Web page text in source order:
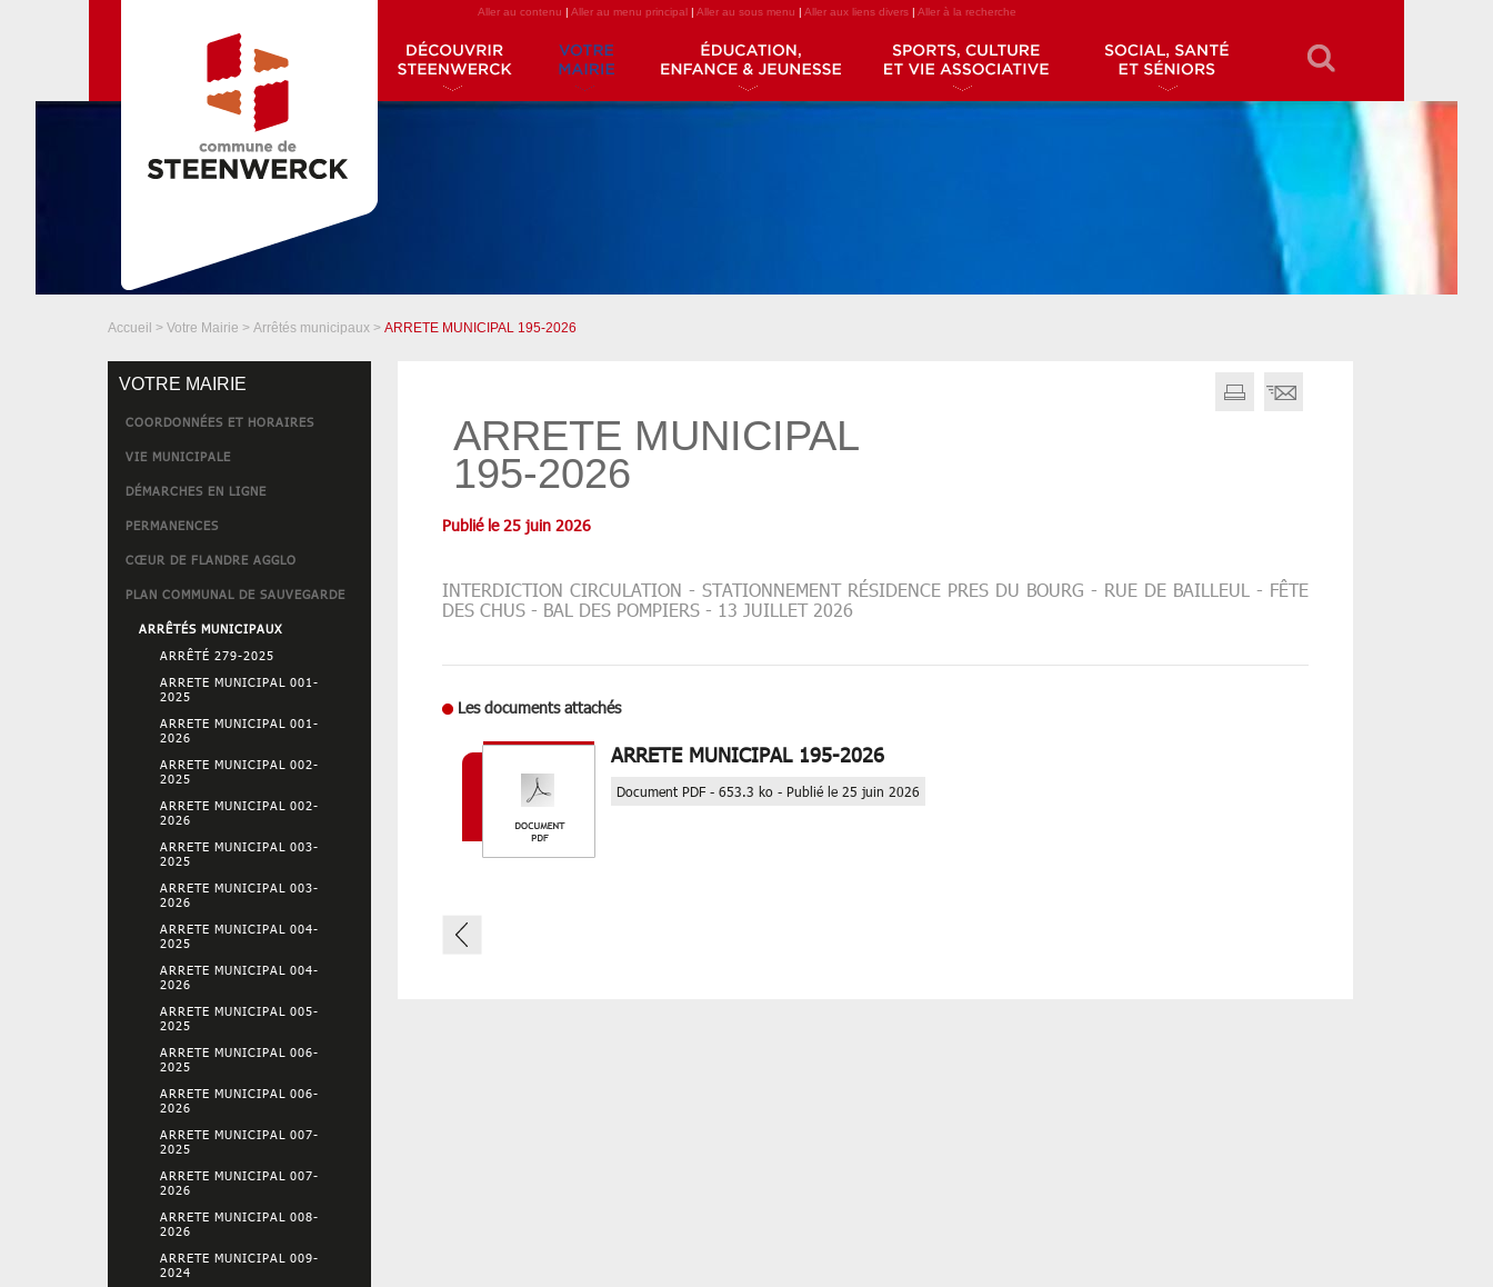
Aller au contenu | Aller au menu principal| Aller au sous menu | Aller aux liens divers| Aller à la recherche
Accueil > Votre Mairie > Arrêtés municipaux > ARRETE MUNICIPAL 195-2026
VOTRE MAIRIE
COORDONNÉES ET HORAIRES
VIE MUNICIPALE
DÉMARCHES EN LIGNE
PERMANENCES
CŒUR DE FLANDRE AGGLO
PLAN COMMUNAL DE SAUVEGARDE
ARRÊTÉS MUNICIPAUX
ARRÊTÉ 279-2025
ARRETE MUNICIPAL 001-
2025
ARRETE MUNICIPAL 001-
2026
ARRETE MUNICIPAL 002-
2025
ARRETE MUNICIPAL 002-
2026
ARRETE MUNICIPAL 003-
2025
ARRETE MUNICIPAL 003-
2026
ARRETE MUNICIPAL 004-
2025
ARRETE MUNICIPAL 004-
2026
ARRETE MUNICIPAL 005-
2025
ARRETE MUNICIPAL 006-
2025
ARRETE MUNICIPAL 006-
2026
ARRETE MUNICIPAL 007-
2025
ARRETE MUNICIPAL 007-
2026
ARRETE MUNICIPAL 008-
2026
ARRETE MUNICIPAL 009-
2024
ARRETE MUNICIPAL
195-2026
Publié le 25 juin 2026
INTERDICTION CIRCULATION - STATIONNEMENT RÉSIDENCE PRES DU BOURG - RUE DE BAILLEUL - FÊTE
DES CHUS - BAL DES POMPIERS - 13 JUILLET 2026
Les documents attachés
ARRETE MUNICIPAL 195-2026
Document PDF - 653.3 ko - Publié le 25 juin 2026